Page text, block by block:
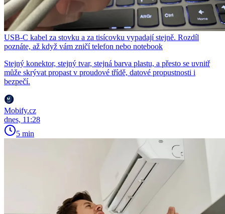
USB-C kabel za stovku a za tisícovku vypadají stejně. Rozdíl
poznáte, až když vám zničí telefon nebo notebook
Stejný konektor, stejný tvar, stejná barva plastu, a přesto se uvnitř
může skrývat propast v proudové třídě, datové propustnosti i
bezpečí.
Mobify.cz
dnes, 11:28
5 min